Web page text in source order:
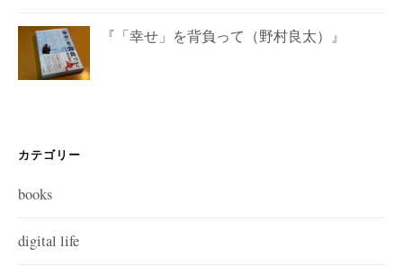
『「幸せ」を背負って（野村良太）』
カテゴリー
books
digital life